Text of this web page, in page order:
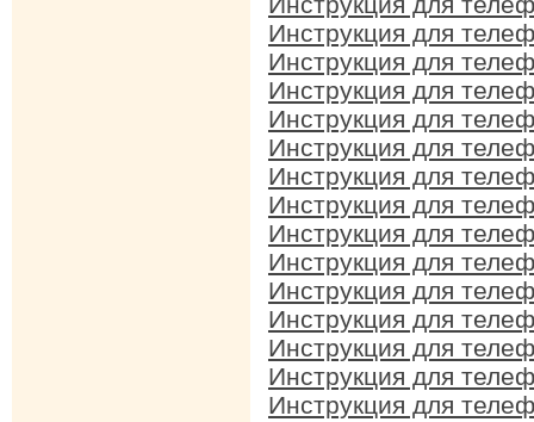
Инструкция для
Инструкция для
Инструкция для
Инструкция для
Инструкция для
Инструкция для
Инструкция для
Инструкция для
Инструкция для
Инструкция для
Инструкция для
Инструкция для
Инструкция для
Инструкция для